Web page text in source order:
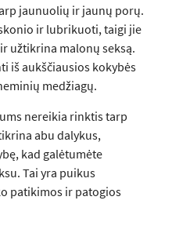
jaunuolių ir jaunų porų.
ir lubrikuoti, taigi jie
užtikrina malonų seksą.
iš aukščiausios kokybės
medžiagų.
nereikia rinktis tarp
abu dalykus,
kad galėtumėte
Tai yra puikus
patikimos ir patogios